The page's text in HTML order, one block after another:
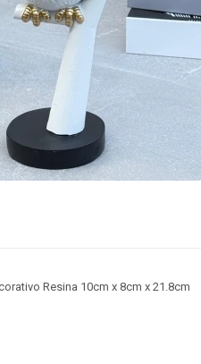
Resina 10cm x 8cm x 21.8cm